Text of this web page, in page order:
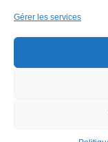
Gérer les services